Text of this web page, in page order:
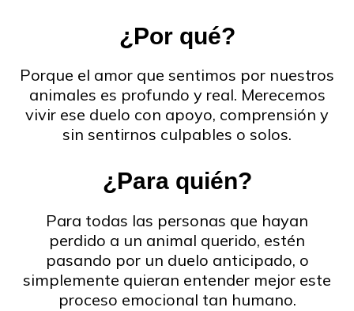
¿Por qué?
Porque el amor que sentimos por nuestros
animales es profundo y real. Merecemos
vivir ese duelo con apoyo, comprensión y
sin sentirnos culpables o solos.
¿Para quién?
Para todas las personas que hayan
perdido a un animal querido, estén
pasando por un duelo anticipado, o
simplemente quieran entender mejor este
proceso emocional tan humano.